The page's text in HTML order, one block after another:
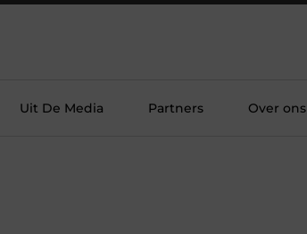
Uit De Media Partners Over ons